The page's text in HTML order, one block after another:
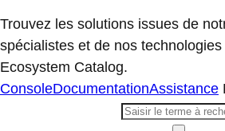
Trouvez les solutions issues de
spécialistes et de nos
Ecosystem Catalog.
ConsoleDocumentationAssistance